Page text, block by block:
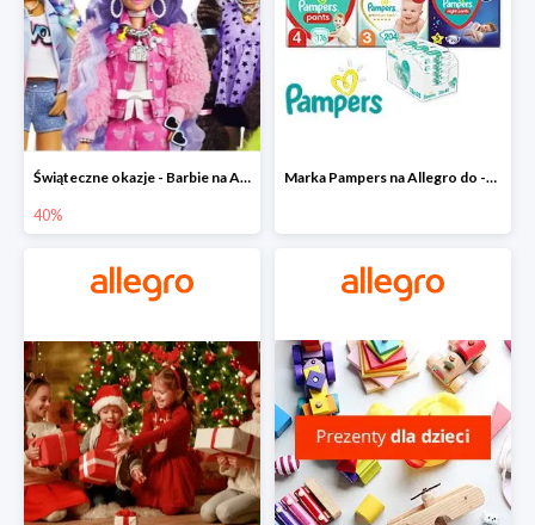
Świąteczne okazje - Barbie na Allegro do -40%
40%
Marka Pampers na Allegro do -35%